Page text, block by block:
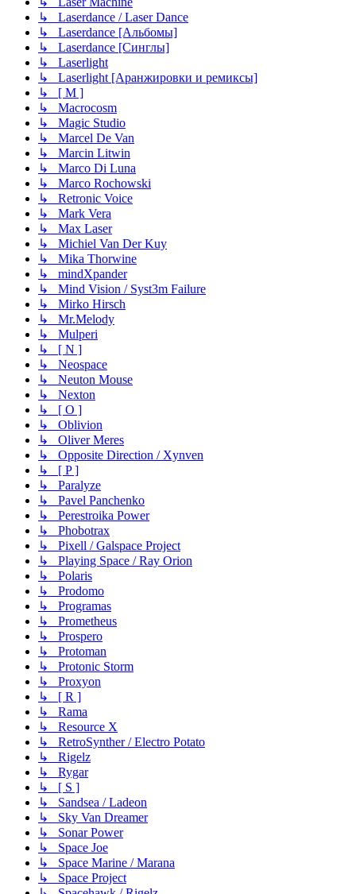
↳ Laserdance / Laser Dance
↳ Laserdance [Альбомы]
↳ Laserdance [Синглы]
↳ Laserlight
↳ Laserlight [Аранжировки и ремиксы]
↳ [ M ]
↳ Macrocosm
↳ Magic Studio
↳ Marcel De Van
↳ Marcin Litwin
↳ Marco Di Luna
↳ Marco Rochowski
↳ Retronic Voice
↳ Mark Vera
↳ Max Laser
↳ Michiel Van Der Kuy
↳ Mika Thorwine
↳ mindXpander
↳ Mind Vision / Syst3m Failure
↳ Mirko Hirsch
↳ Mr.Melody
↳ Mulperi
↳ [ N ]
↳ Neospace
↳ Neuton Mouse
↳ Nexton
↳ [ O ]
↳ Oblivion
↳ Oliver Meres
↳ Opposite Direction / Xynven
↳ [ P ]
↳ Paralyze
↳ Pavel Panchenko
↳ Perestroika Power
↳ Phobotrax
↳ Pixell / Galspace Project
↳ Playing Space / Ray Orion
↳ Polaris
↳ Prodomo
↳ Programas
↳ Prometheus
↳ Prospero
↳ Protoman
↳ Protonic Storm
↳ Proxyon
↳ [ R ]
↳ Rama
↳ Resource X
↳ RetroSynther / Electro Potato
↳ Rigelz
↳ Rygar
↳ [ S ]
↳ Sandsea / Ladeon
↳ Sky Van Dreamer
↳ Sonar Power
↳ Space Joe
↳ Space Marine / Marana
↳ Space Project